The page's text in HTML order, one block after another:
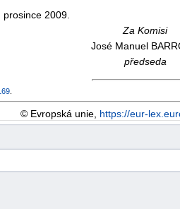
2009.
Za Komisi
José Manuel
předseda
© Evropská unie, https://eur-